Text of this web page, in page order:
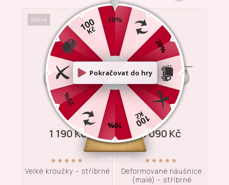
Sleva
Velké kroužky - stříbrné
1 190 Kč
Sleva
Deformované náušnice
(malé) - stříbrné
1 090 Kč